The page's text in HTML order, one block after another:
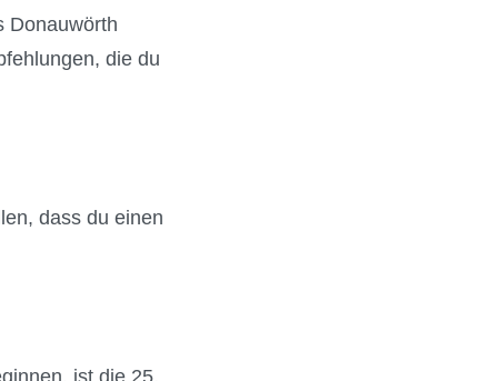
Donauwörth
die du
dass du einen